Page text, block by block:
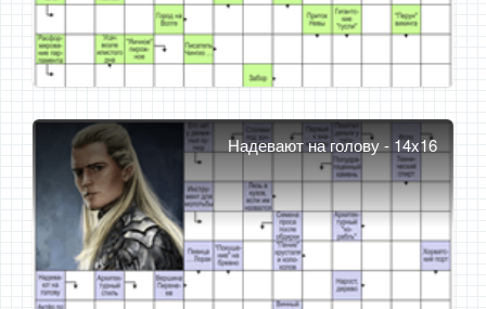
Надевают на голову - 14x16